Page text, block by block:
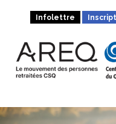
Infolettre